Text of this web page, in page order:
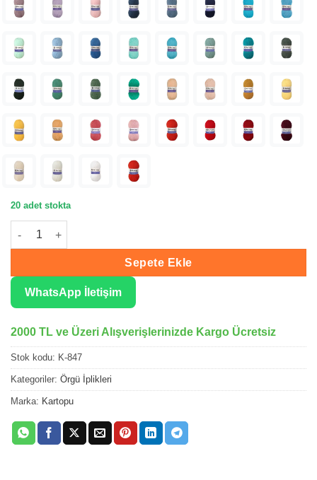
20 adet stokta
Kartopu Aksoft Sütlü Kahve El Örgü İpliği K847 adet
Sepete Ekle
WhatsApp İletişim
2000 TL ve Üzeri Alışverişlerinizde Kargo Ücretsiz
Stok kodu: K-847
Kategoriler: Örgü İplikleri
Marka: Kartopu